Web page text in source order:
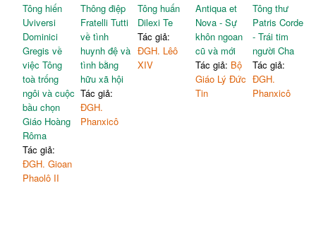
Tông hiến
Uviversi
Dominici
Gregis về
việc Tông
toà trống
ngôi và cuộc
bầu chọn
Giáo Hoàng
Rôma
Tác giả:
ĐGH. Gioan
Phaolô II
Thông điệp
Fratelli Tutti
về tình
huynh đệ và
tình bằng
hữu xã hội
Tác giả:
ĐGH.
Phanxicô
Tông huấn
Dilexi Te
Tác giả:
ĐGH. Lêô
XIV
Antiqua et
Nova - Sự
khôn ngoan
cũ và mới
Tác giả: Bộ
Giáo Lý Đức
Tin
Tông thư
Patris Corde
- Trái tim
người Cha
Tác giả:
ĐGH.
Phanxicô